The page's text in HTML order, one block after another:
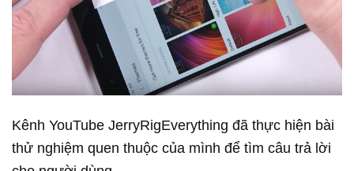
Kênh YouTube JerryRigEverything đã thực hiện bài
thử nghiệm quen thuộc của mình để tìm câu trả lời